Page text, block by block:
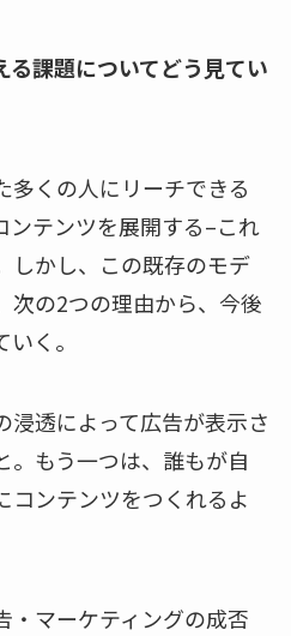
課題についてどう見てい
多くの人にリーチできる
ンテンツを展開する–これ
しかし、この既存のモデ
次の2つの理由から、今後
く。
透によって広告が表示さ
。もう一つは、誰もが自
コンテンツをつくれるよ
・マーケティングの成否